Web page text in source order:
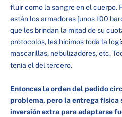
fluir como la sangre en el cuerpo.
están los armadores [unos 100
que les brindan la mitad de su
protocolos, les hicimos toda la
mascarillas, nebulizadores, etc.
tenía el del tercero.
Entonces la orden del pedido
problema, pero la entrega física
inversión extra para adaptarse